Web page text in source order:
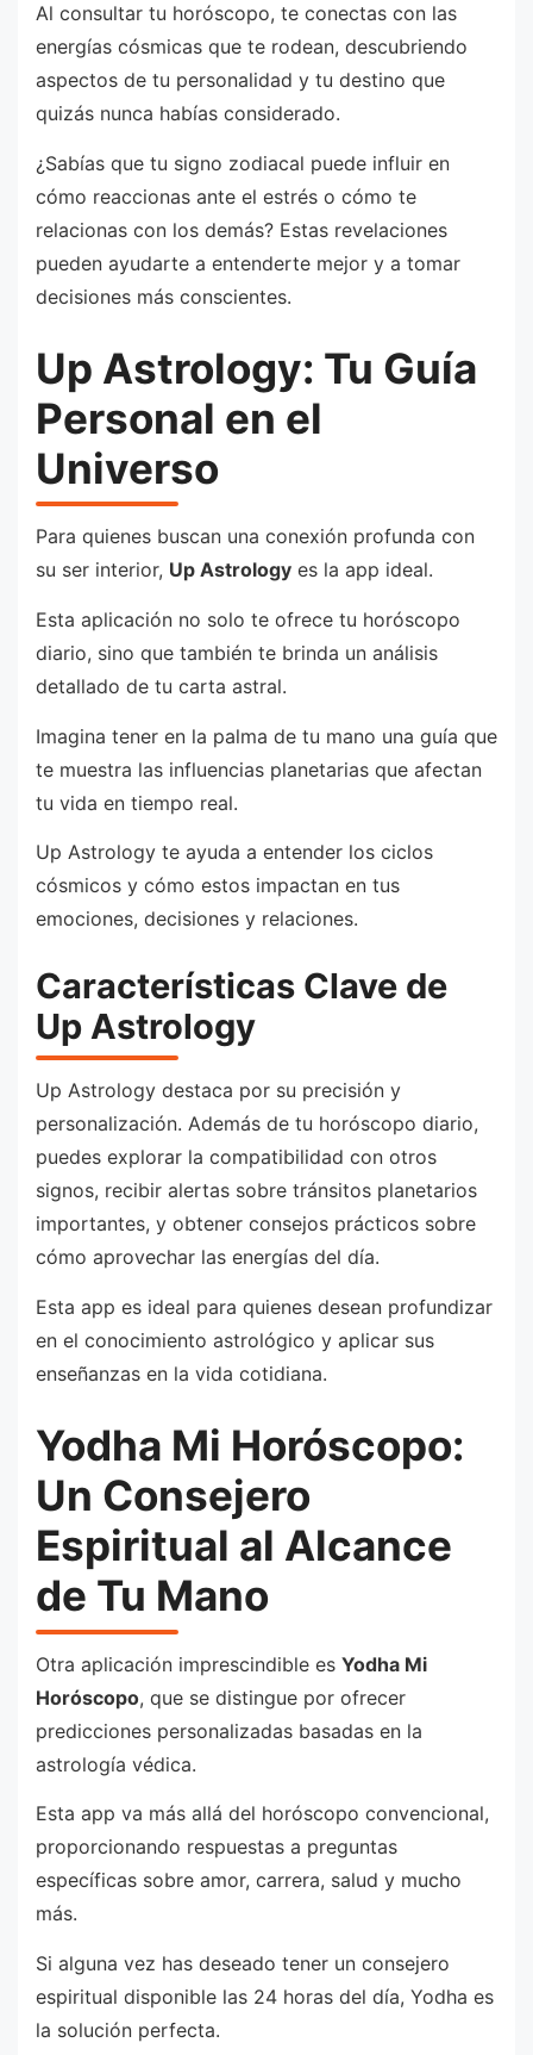
Al consultar tu horóscopo, te conectas con las
energías cósmicas que te rodean, descubriendo
aspectos de tu personalidad y tu destino que
quizás nunca habías considerado.
¿Sabías que tu signo zodiacal puede influir en
cómo reaccionas ante el estrés o cómo te
relacionas con los demás? Estas revelaciones
pueden ayudarte a entenderte mejor y a tomar
decisiones más conscientes.
Up Astrology: Tu Guía
Personal en el
Universo
Para quienes buscan una conexión profunda con
su ser interior, Up Astrology es la app ideal.
Esta aplicación no solo te ofrece tu horóscopo
diario, sino que también te brinda un análisis
detallado de tu carta astral.
Imagina tener en la palma de tu mano una guía que
te muestra las influencias planetarias que afectan
tu vida en tiempo real.
Up Astrology te ayuda a entender los ciclos
cósmicos y cómo estos impactan en tus
emociones, decisiones y relaciones.
Características Clave de
Up Astrology
Up Astrology destaca por su precisión y
personalización. Además de tu horóscopo diario,
puedes explorar la compatibilidad con otros
signos, recibir alertas sobre tránsitos planetarios
importantes, y obtener consejos prácticos sobre
cómo aprovechar las energías del día.
Esta app es ideal para quienes desean profundizar
en el conocimiento astrológico y aplicar sus
enseñanzas en la vida cotidiana.
Yodha Mi Horóscopo:
Un Consejero
Espiritual al Alcance
de Tu Mano
Otra aplicación imprescindible es Yodha Mi
Horóscopo, que se distingue por ofrecer
predicciones personalizadas basadas en la
astrología védica.
Esta app va más allá del horóscopo convencional,
proporcionando respuestas a preguntas
específicas sobre amor, carrera, salud y mucho
más.
Si alguna vez has deseado tener un consejero
espiritual disponible las 24 horas del día, Yodha es
la solución perfecta.